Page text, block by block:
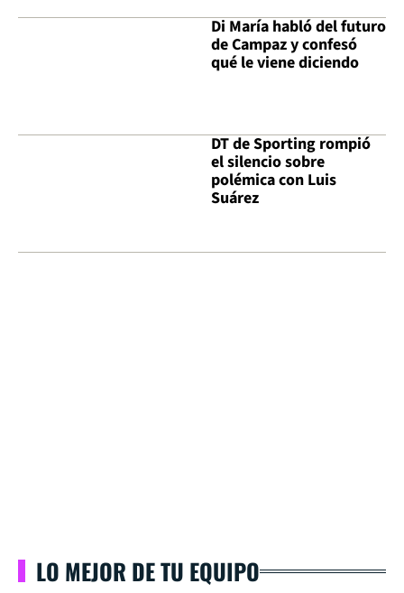
Di María habló del futuro
de Campaz y confesó
qué le viene diciendo
DT de Sporting rompió
el silencio sobre
polémica con Luis
Suárez
LO MEJOR DE TU EQUIPO